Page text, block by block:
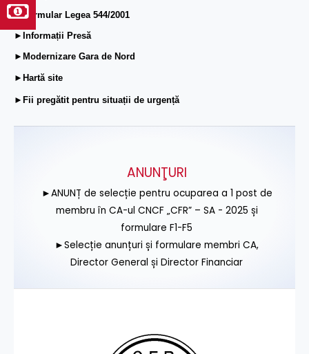
►Formular Legea 544/2001
►Informații Presă
►Modernizare Gara de Nord
►Hartă site
►Fii pregătit pentru situații de urgență
ANUNŢURI
►ANUNȚ de selecție pentru ocuparea a 1 post de
membru în CA-ul CNCF „CFR” – SA - 2025 și
formulare F1-F5
►Selecție anunțuri și formulare membri CA,
Director General și Director Financiar